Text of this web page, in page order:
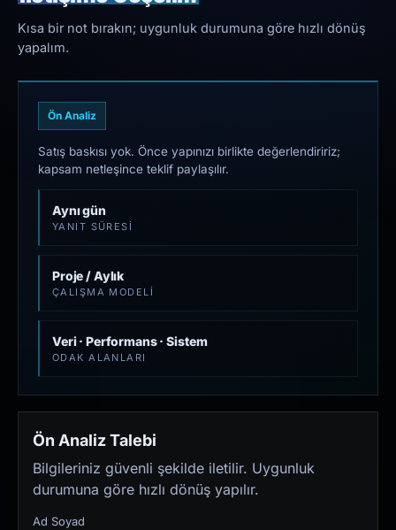
Kısa bir not bırakın; uygunluk durumuna göre hızlı dönüş
yapalım.
Ön Analiz
Satış baskısı yok. Önce yapınızı birlikte değerlendiririz;
kapsam netleşince teklif paylaşılır.
Aynı gün
YANIT SÜRESI
Proje / Aylık
ÇALIŞMA MODELI
Veri · Performans · Sistem
ODAK ALANLARI
Ön Analiz Talebi
Bilgileriniz güvenli şekilde iletilir. Uygunluk
durumuna göre hızlı dönüş yapılır.
Ad Soyad